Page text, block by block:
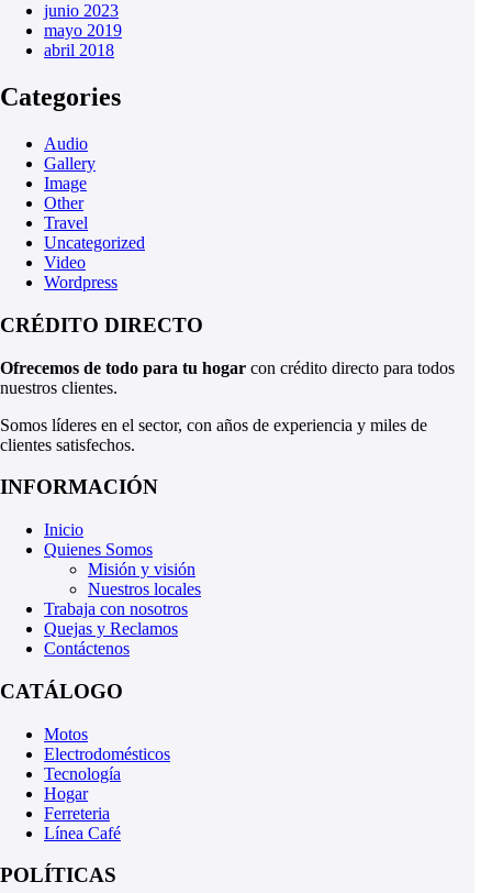
junio 2023
mayo 2019
abril 2018
Categories
Audio
Gallery
Image
Other
Travel
Uncategorized
Video
Wordpress
CRÉDITO DIRECTO
Ofrecemos de todo para tu hogar con crédito directo para todos
nuestros clientes.
Somos líderes en el sector, con años de experiencia y miles de
clientes satisfechos.
INFORMACIÓN
Inicio
Quienes Somos
Misión y visión
Nuestros locales
Trabaja con nosotros
Quejas y Reclamos
Contáctenos
CATÁLOGO
Motos
Electrodomésticos
Tecnología
Hogar
Ferreteria
Línea Café
POLÍTICAS